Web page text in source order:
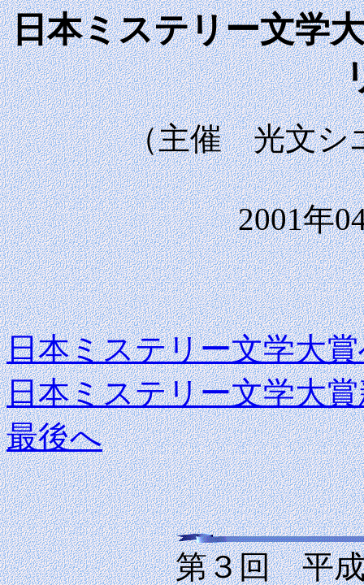
日本ミステリー文学
（主催 光文シ
2001年
日本ミステリー文学大
日本ミステリー文学大
最後へ
第３回 平成